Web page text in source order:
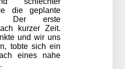
die geplante
Der erste
kurzer Zeit.
und wir uns
tobte sich ein
eines nahe